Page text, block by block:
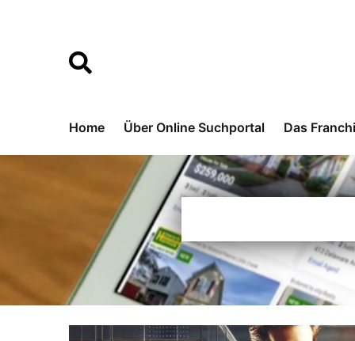
Home Über Online Suchportal Das